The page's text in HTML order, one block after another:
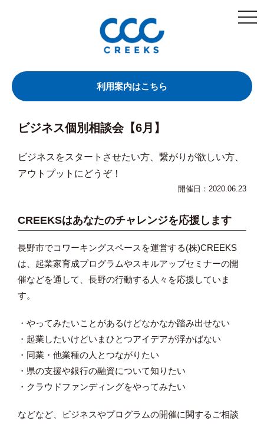
利用案内はこちら
ビジネス個別相談会【6月】
ビジネスをスタートさせたい方、繋がりが欲しい方、
アウトプットにどうぞ！
開催日：2020.06.23
CREEKSはあなたのチャレンジを応援します
長野市でコワーキングスペースを運営する(株)CREEKS
は、起業家育成プログラムやスキルアップセミナーの開
催などを通して、長野の行動する人々を応援していま
す。
・やってみたいことがあるけどなかなか踏み出せない
・起業したいけどいまひとつアイデアが浮かばない
・同業・他業種の人とつながりたい
・県の支援や銀行の融資について知りたい
・クラウドファンディングをやってみたい
などなど、ビジネスやプログラムの開催に関するご相談